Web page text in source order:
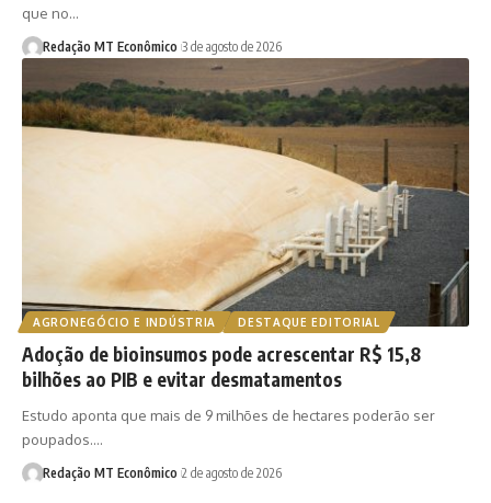
que no…
Redação MT Econômico 3 de agosto de 2026
AGRONEGÓCIO E INDÚSTRIA DESTAQUE EDITORIAL
Adoção de bioinsumos pode acrescentar R$ 15,8
bilhões ao PIB e evitar desmatamentos
Estudo aponta que mais de 9 milhões de hectares poderão ser
poupados.…
Redação MT Econômico 2 de agosto de 2026